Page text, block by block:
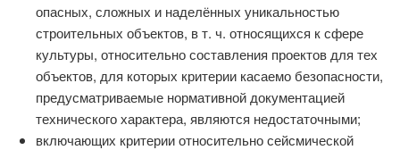
опасных, сложных и наделённых уникальностью
строительных объектов, в т. ч. относящихся к сфере
культуры, относительно составления проектов для тех
объектов, для которых критерии касаемо безопасности,
предусматриваемые нормативной документацией
технического характера, являются недостаточными;
включающих критерии относительно сейсмической